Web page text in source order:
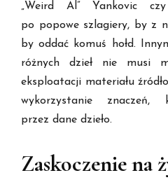
„Weird Al” Yankovic
po popowe szlagiery, by z
by oddać komuś hołd.
różnych dzieł nie musi
eksploatacji materiału
wykorzystanie znaczeń,
przez dane dzieło.
Zaskoczenie na